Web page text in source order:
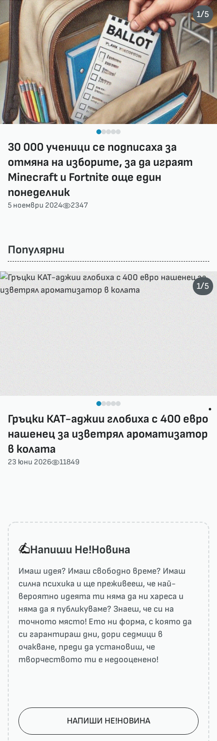
30 000 ученици се подписаха за
отмяна на изборите, за да играят
Minecraft и Fortnite още един
понеделник
5 ноември 2024 2347
1/5
Популярни
Гръцки КАТ-аджии глобиха с 400 евро
нашенец за изветрял ароматизатор
в колата
23 юни 2026 11849
1/5
Напиши He!Новина
Имаш идея? Имаш свободно време? Имаш
силна психика и ще преживееш, че най-
вероятно идеята ти няма да ни харесa и
няма да я публикуваме? Знаеш, че си на
точното място! Ето ни форма, с която да
си гарантираш дни, дори седмици в
очакване, преди да установиш, че
творчеството ти е недооценено!
НАПИШИ НЕ!НОВИНА